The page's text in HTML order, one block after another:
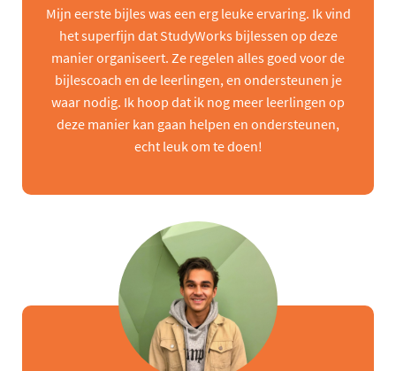
Mijn eerste bijles was een erg leuke ervaring. Ik vind
het superfijn dat StudyWorks bijlessen op deze
manier organiseert. Ze regelen alles goed voor de
bijlescoach en de leerlingen, en ondersteunen je
waar nodig. Ik hoop dat ik nog meer leerlingen op
deze manier kan gaan helpen en ondersteunen,
echt leuk om te doen!